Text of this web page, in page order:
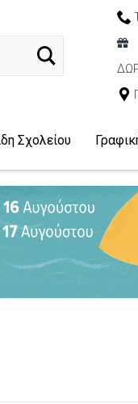
Σχολείου